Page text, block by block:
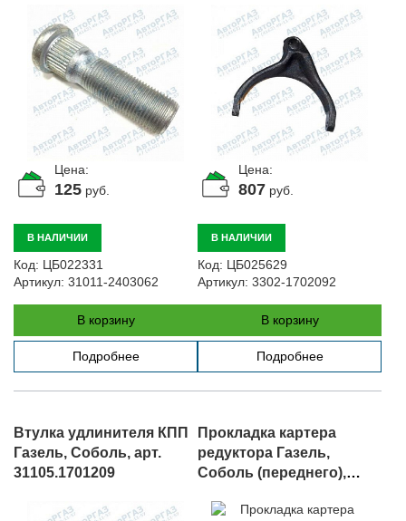
Цена:
125 руб.
В НАЛИЧИИ
Код: ЦБ022331
Артикул: 31011-2403062
В корзину
Подробнее
Цена:
807 руб.
В НАЛИЧИИ
Код: ЦБ025629
Артикул: 3302-1702092
В корзину
Подробнее
Втулка удлинителя КПП
Газель, Соболь, арт.
31105.1701209
Прокладка картера
редуктора Газель,
Соболь (переднего),
3102-2401040